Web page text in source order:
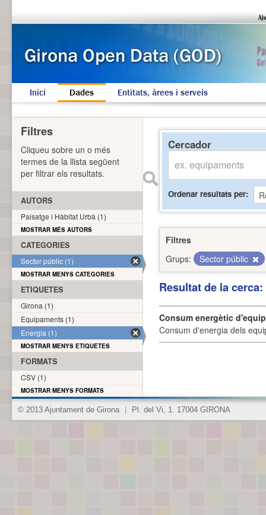
Inici Dades Entitats, àrees i serveis
Cercador
Ordenar resultats per
Filtres
Grups:
Sector públic
Resultat de la
Consum energètic
Consum d'energia dels
Filtres
Cliqueu sobre un o més
termes de la llista següent
per filtrar els resultats.
AUTORS
Paisatge i Hàbitat Urbà (1)
MOSTRAR MÉS AUTORS
CATEGORIES
Sector públic (1)
MOSTRAR MENYS CATEGORIES
ETIQUETES
Girona (1)
Equipaments (1)
Energia (1)
MOSTRAR MENYS ETIQUETES
FORMATS
CSV (1)
MOSTRAR MENYS FORMATS
© 2013 Ajuntament de Girona Pl. del Vi, 1. 17004 GIRONA